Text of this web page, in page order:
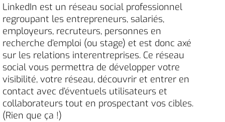
LinkedIn est un réseau social professionnel
regroupant les entrepreneurs, salariés,
employeurs, recruteurs, personnes en
recherche d’emploi (ou stage) et est donc axé
sur les relations interentreprises. Ce réseau
social vous permettra de développer votre
visibilité, votre réseau, découvrir et entrer en
contact avec d’éventuels utilisateurs et
collaborateurs tout en prospectant vos cibles.
(Rien que ça !)